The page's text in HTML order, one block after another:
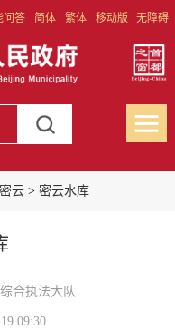
问答 简体 繁体 移动版 无障碍
云> 密云水库
合执法大队
09:30